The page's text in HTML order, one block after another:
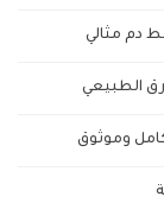
دم مثالي
الطبيعي
وموثوق